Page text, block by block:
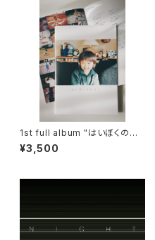
1st full album "はいぼくのれ
きし" ZINE (音源ダウンロード
QRコード付)
¥3,500